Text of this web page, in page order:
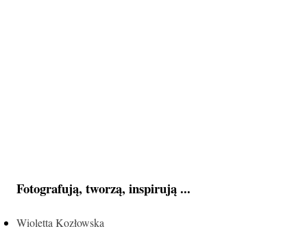
Fotografują, tworzą, inspirują ...
Wioletta Kozłowska